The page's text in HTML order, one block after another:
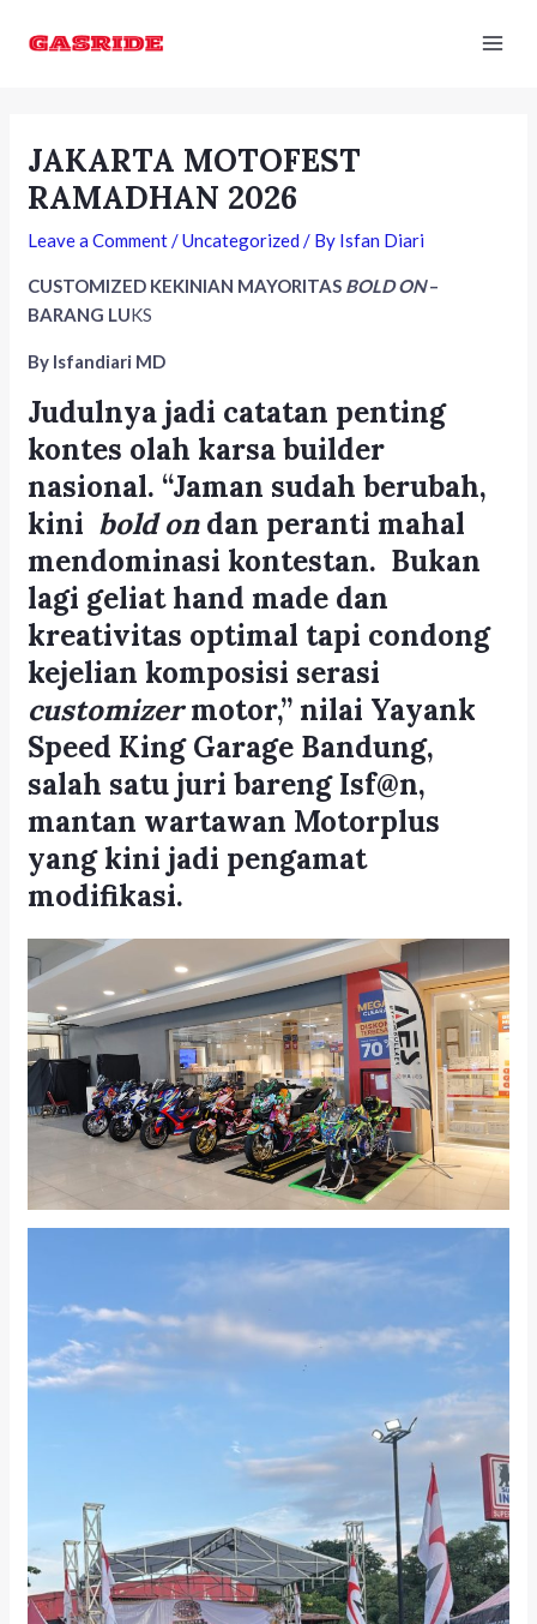
JAKARTA MOTOFEST
RAMADHAN 2026
Leave a Comment/Uncategorized / By Isfan Diari
CUSTOMIZED KEKINIAN MAYORITAS BOLD ON–
BARANG LUKS
By Isfandiari MD
Judulnya jadi catatan penting
kontes olah karsa builder
nasional. “Jaman sudah berubah,
kini bold ondan peranti mahal
mendominasi kontestan. Bukan
lagi geliat hand made dan
kreativitas optimal tapi condong
kejelian komposisi serasi
customizermotor,” nilai Yayank
Speed King Garage Bandung,
salah satu juri bareng Isf@n,
mantan wartawan Motorplus
yang kini jadi pengamat
modifikasi.
navigation